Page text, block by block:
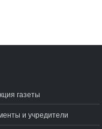
газеты
и учредители